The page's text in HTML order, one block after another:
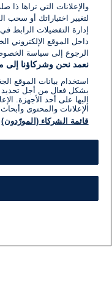
والإعلانات التي تراها
لتغيير اختياراتك أو
إدارة التفضيلات الرابط
داخل الموقع الإلكتروني
الرجوع إلى سياسة
نعمد نحن وشركاؤنا إلى
استخدام بيانات الموقع
بشكل فعال من أجل تحديد
إليها على أحد الأجهزة.
الإعلانات والمحتوى
قائمة الشركاء (المورّدون)